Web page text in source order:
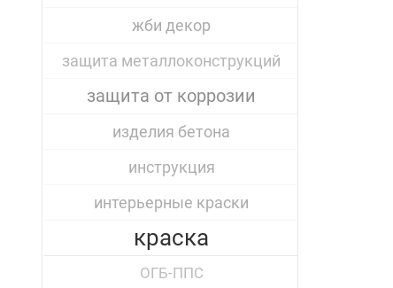
жби декор
защита металлоконструкций
защита от коррозии
изделия бетона
инструкция
интерьерные краски
краска
ОГБ-ППС